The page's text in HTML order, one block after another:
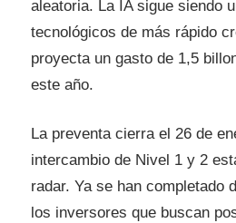
aleatoria. La IA sigue siendo
tecnológicos de más rápido
proyecta un gasto de 1,5
este año.
La preventa cierra el 26 de
intercambio de Nivel 1 y 2
radar. Ya se han completado
los inversores que buscan